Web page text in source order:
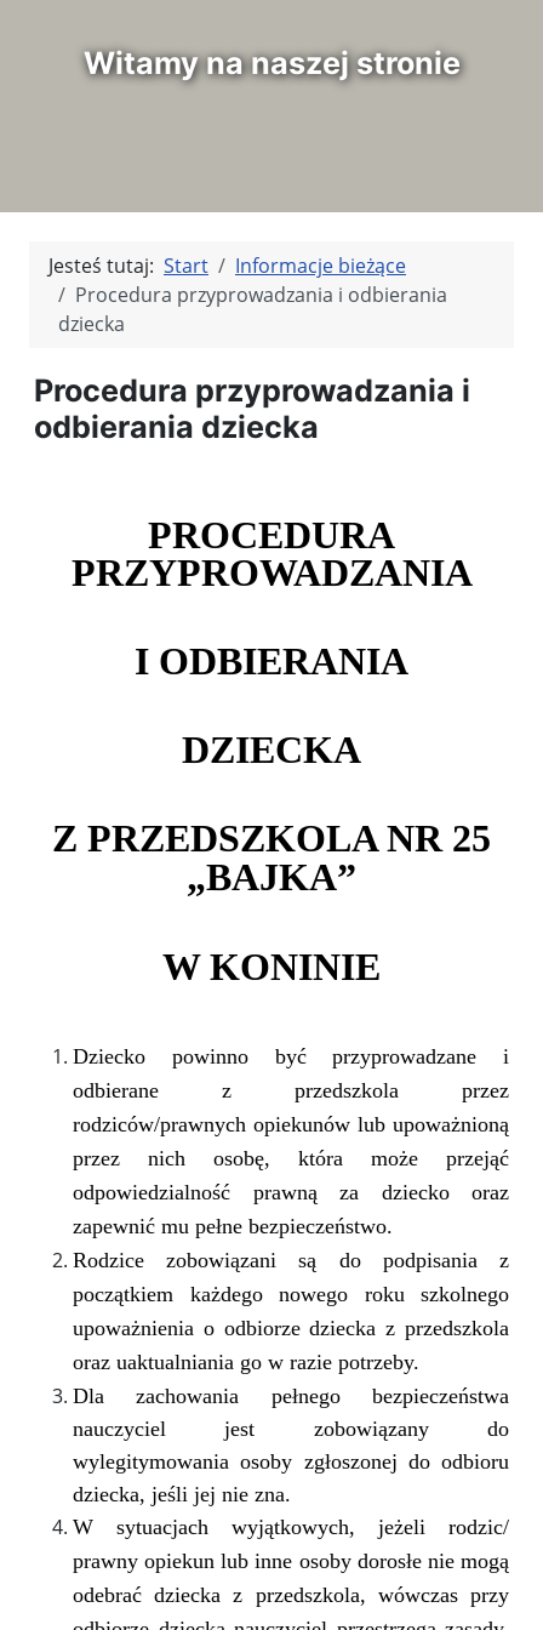
Witamy na naszej stronie
Jesteś tutaj: Start
Informacje bieżące
Procedura przyprowadzania i odbierania
dziecka
Procedura przyprowadzania i
odbierania dziecka
PROCEDURA
PRZYPROWADZANIA
I ODBIERANIA
DZIECKA
Z PRZEDSZKOLA NR 25
„BAJKA”
W KONINIE
Dziecko powinno być przyprowadzane i
odbierane z przedszkola przez
rodziców/prawnych opiekunów lub upoważnioną
przez nich osobę, która może przejąć
odpowiedzialność prawną za dziecko oraz
zapewnić mu pełne bezpieczeństwo.
Rodzice zobowiązani są do podpisania z
początkiem każdego nowego roku szkolnego
upoważnienia o odbiorze dziecka z przedszkola
oraz uaktualniania go w razie potrzeby.
Dla zachowania pełnego bezpieczeństwa
nauczyciel jest zobowiązany do
wylegitymowania osoby zgłoszonej do odbioru
dziecka, jeśli jej nie zna.
W sytuacjach wyjątkowych, jeżeli rodzic/
prawny opiekun lub inne osoby dorosłe nie mogą
odebrać dziecka z przedszkola, wówczas przy